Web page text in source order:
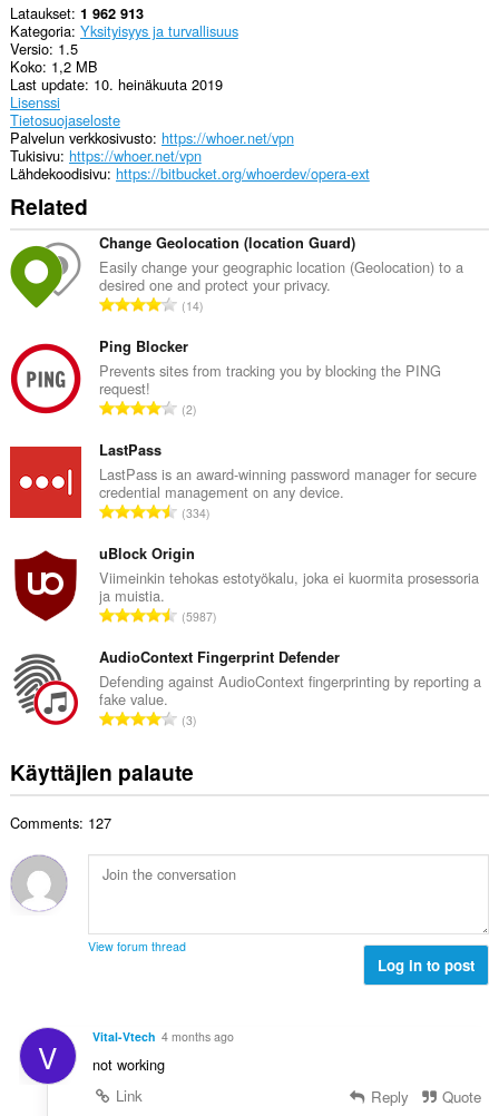
Lataukset 1 962 913
Kategoria Yksityisyys ja turvallisuus
Versio 1.5
Koko 1,2 MB
Last update 10. heinäkuuta 2019
Lisenssi
Tietosuojaseloste
Palvelun verkkosivusto https://whoer.net/vpn
Tukisivu https://whoer.net/vpn
Lähdekoodisivu https://bitbucket.org/whoerdev/opera-ext
Related
Change Geolocation (location Guard)
Easily change your geographic location (Geolocation) to a
desired one and protect your privacy.
A
v
i
i
y
h
e
e
s
:
14
Ping Blocker
Prevents sites from tracking you by blocking the PING
request!
A
i
o
i
a
y
h
e
e
n
s
:
2
LastPass
LastPass is an award-winning password manager for secure
credential management on any device.
A
v
i
i
a
y
h
e
n
:
334
uBlock Origin
Viimeinkin tehokas estotyökalu, joka ei kuormita prosessoria
ja muistia.
A
v
i
i
a
y
e
e
ä
5987
AudioContext Fingerprint Defender
Defending against AudioContext fingerprinting by reporting a
fake value.
A
v
i
t
a
t
s
3
Käyttäjien palaute
Comments: 127
View forum thread
Log in to post
V Vital-Vtech 4 months ago
not working
Link
Reply Quote